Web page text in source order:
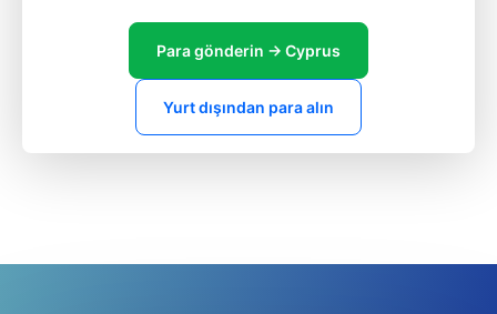
Para gönderin → Cyprus
Yurt dışından para alın